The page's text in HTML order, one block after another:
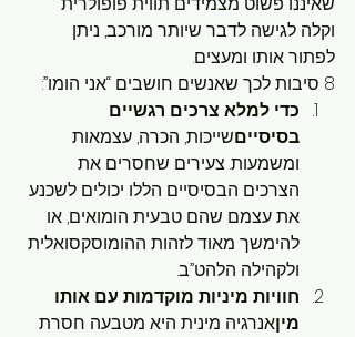
וקלה לגישה לדבר שיותר מורכב, ניתן
לפתור אותו ומעצים.
8 סיבות לכך שאנשים חושבים “אני הומו”:
כדי למלא צרכים רגשיים
בסיסייםשייכות, הכרה, עצמאות
ומשמעות. צעירים שחסרים את
הצרכים הבסיסיים הללו יכולים לשכנע
את עצמם שהם טבעית הומואים, או
להימשך מאוד לזהות ההומוסקסואלית
ולקהילה הלהט”ב.
חוויות מיניות מוקדמות עם אותו
מיןאנרגיה מינית היא מטבעה חסרת